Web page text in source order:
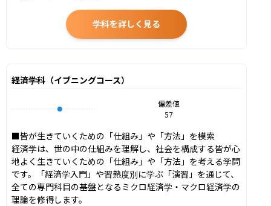
学科を詳しく見る
経済学科（イブニングコース）
偏差値
57
■皆が生きていくための「仕組み」や「方法」を模索
経済学は、世の中の仕組みを理解し、社会を構成する皆が心
地よく生きていくための「仕組み」や「方法」を考える学問
です。「経済学入門」や習熟度別に学ぶ「演習」を通じて、
全ての専門科目の基盤となるミクロ経済学・マクロ経済学の
理論を修得します。